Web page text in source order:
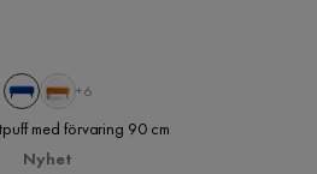
+6
med förvaring 90 cm
Nyhet